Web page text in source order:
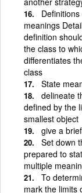
meanings
definition
the class to
differentiates
class
State
delineate
defined by the
smallest object
give a
Set down
prepared to
multiple
To
mark the limits